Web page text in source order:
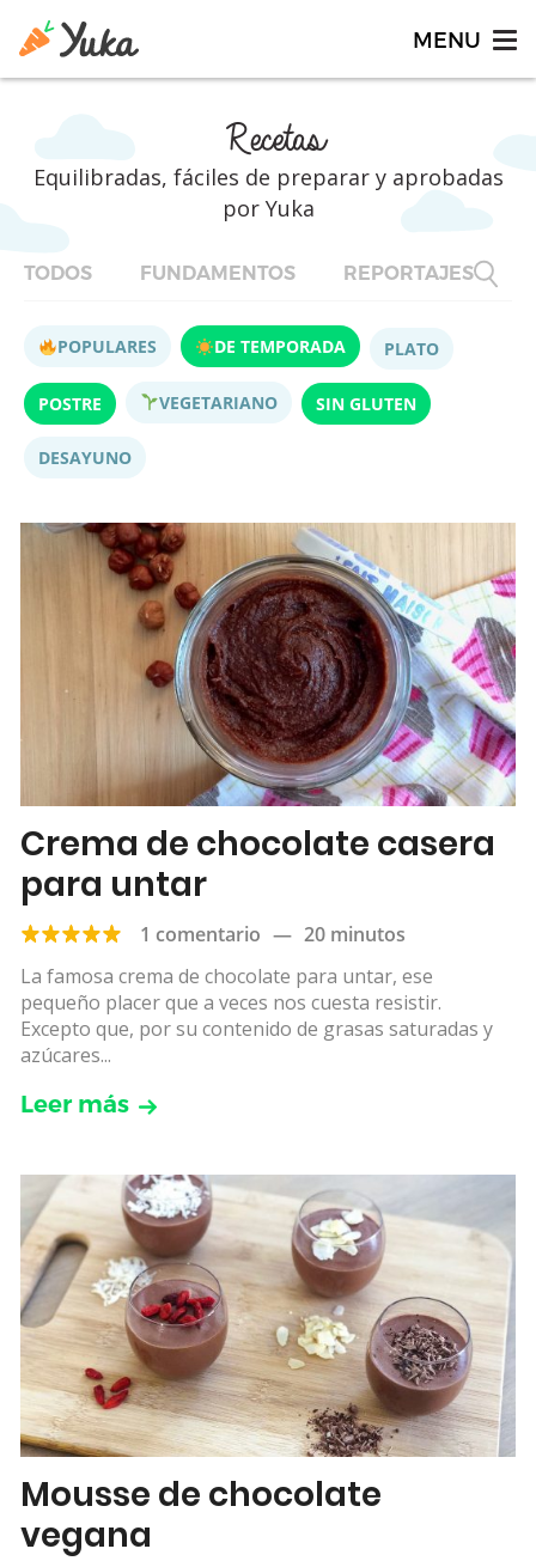
Recetas
Equilibradas, fáciles de preparar y aprobadas
por Yuka
TODOS FUNDAMENTOS REPORTAJES
POPULARES DE TEMPORADA PLATO
POSTRE VEGETARIANO SIN GLUTEN
DESAYUNO
Crema de chocolate casera
para untar
1 comentario — 20 minutos
La famosa crema de chocolate para untar, ese
pequeño placer que a veces nos cuesta resistir.
Excepto que, por su contenido de grasas saturadas y
azúcares...
Leer más
Mousse de chocolate
vegana